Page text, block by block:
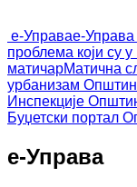
е-Управае-
проблема који су
матичарМатична
урбанизам
Инспекције
Буџетски портал
е-Управа